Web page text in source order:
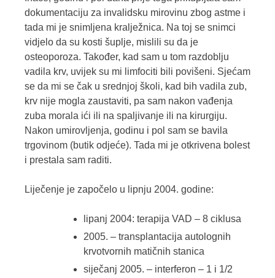
dokumentaciju za invalidsku mirovinu zbog astme i
tada mi je snimljena kralježnica. Na toj se snimci
vidjelo da su kosti šuplje, mislili su da je
osteoporoza. Također, kad sam u tom razdoblju
vadila krv, uvijek su mi limfociti bili povišeni. Sjećam
se da mi se čak u srednjoj školi, kad bih vadila zub,
krv nije mogla zaustaviti, pa sam nakon vađenja
zuba morala ići ili na spaljivanje ili na kirurgiju.
Nakon umirovljenja, godinu i pol sam se bavila
trgovinom (butik odjeće). Tada mi je otkrivena bolest
i prestala sam raditi.
Liječenje je započelo u lipnju 2004. godine:
lipanj 2004: terapija VAD – 8 ciklusa
2005. – transplantacija autolognih
krvotvornih matičnih stanica
siječanj 2005. – interferon – 1 i 1/2